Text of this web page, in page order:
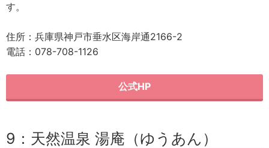
す。
住所：兵庫県神戸市垂水区海岸通2166-2
電話：078-708-1126
公式HP
9：天然温泉 湯庵（ゆうあん）